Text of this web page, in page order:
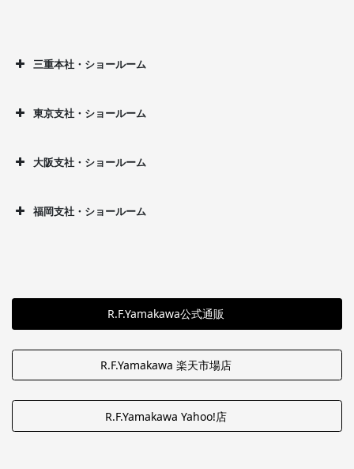
三重本社・ショールーム
東京支社・ショールーム
大阪支社・ショールーム
福岡支社・ショールーム
R.F.Yamakawa公式通販
R.F.Yamakawa 楽天市場店
R.F.Yamakawa Yahoo!店